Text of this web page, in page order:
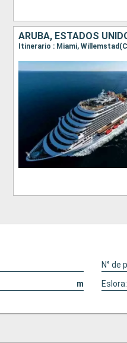
ARUBA, ESTADOS
Itinerario : Miami,
N° de
m Eslora: